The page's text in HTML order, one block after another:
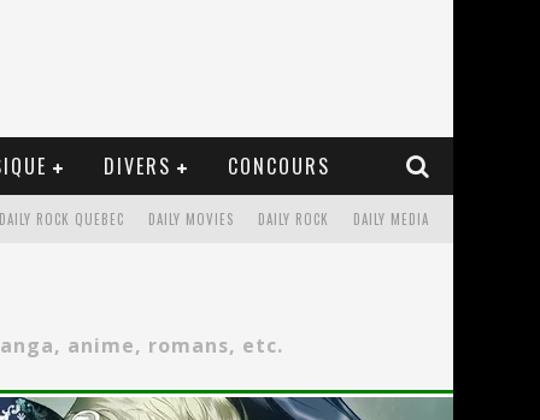
DIVERS CONCOURS
DAILY MEDIA
DAILY ROCK
DAILY MOVIES
DAILY ROCK QUEBEC
anime, romans, etc.